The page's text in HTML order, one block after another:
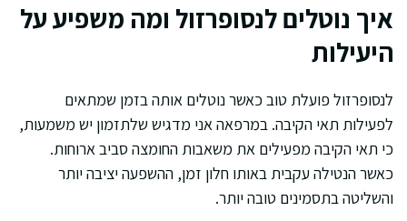
איך נוטלים לנסופרזול ומה משפיע על
היעילות
לנסופרזול פועלת טוב כאשר נוטלים אותה בזמן שמתאים
לפעילות תאי הקיבה. במרפאה אני מדגיש שלתזמון יש משמעות,
כי תאי הקיבה מפעילים את משאבות החומצה סביב ארוחות.
כאשר הנטילה עקבית באותו חלון זמן, ההשפעה יציבה יותר
והשליטה בתסמינים טובה יותר.